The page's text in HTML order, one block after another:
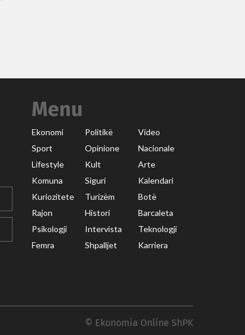
Menu
Ekonomi Politikë
Video
Sport
Opinione
Nacionale
Lifestyle
Kult
Arte
Komuna
Siguri
Kalendari
Kuriozitete
Turizëm
Botë
Rajon
Histori
Barcaleta
Psikologji
Intervista
Teknologji
Femra
Shpalljet Karriera
© Ekonomia Online ShPK